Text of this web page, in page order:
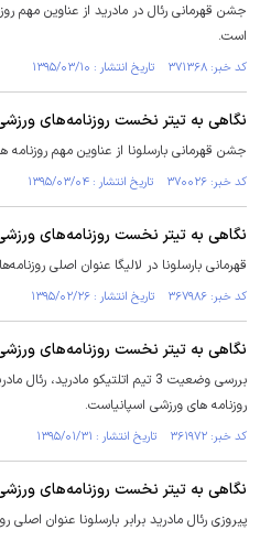
جشن قهرمانی رئال در مادرید از عناوین مهم
است.
کد خبر: ۳۷۱۳۶۸ تاریخ انتشار : ۱۳۹۵/۰۳/۱۰
نگاهی به تیتر نخست روزنامه‌های
جشن قهرمانی بارسلونا از عناوین مهم
کد خبر: ۳۷۰۰۲۶ تاریخ انتشار : ۱۳۹۵/۰۳/۰۴
نگاهی به تیتر نخست روزنامه‌های
قهرمانی بارسلونا در لالیگا عنوان اصلی
کد خبر: ۳۶۷۹۸۶ تاریخ انتشار : ۱۳۹۵/۰۲/۲۶
نگاهی به تیتر نخست روزنامه‌های
بررسی وضعیت 3 تیم اتلتیکو مادرید،
روزنامه های ورزشی اسپانیاست.
کد خبر: ۳۶۱۹۷۲ تاریخ انتشار : ۱۳۹۵/۰۱/۳۱
نگاهی به تیتر نخست روزنامه‌های
پیروزی رئال مادرید برابر بارسلونا عنوان